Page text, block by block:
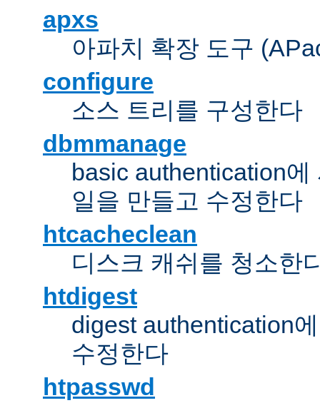
apxs
아파치 확장 도구
configure
소스 트리를 구성한다
dbmmanage
basic authentication
일을 만들고 수정한다
htcacheclean
디스크 캐쉬를 청소한
htdigest
digest authentication
수정한다
htpasswd